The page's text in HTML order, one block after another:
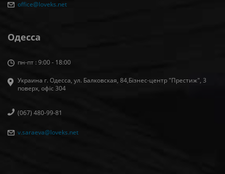
office@loveks.net
Одесса
пн-пт : 9:00 - 18:00
Украина г. Одесса, ул. Балковская, 84,Бізнес-центр "Престиж", 3
поверх, офіс 304
(067) 480-99-81
v.saraeva@loveks.net